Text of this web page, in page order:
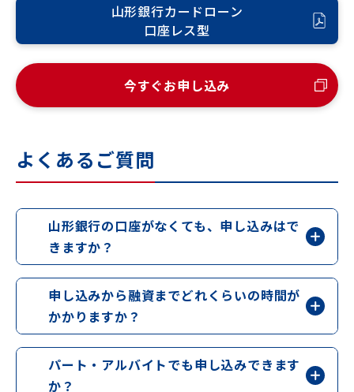
山形銀行カードローン
口座レス型
今すぐお申し込み
よくあるご質問
山形銀行の口座がなくても、申し込みはで
きますか？
申し込みから融資までどれくらいの時間が
かかりますか？
パート・アルバイトでも申し込みできます
か？